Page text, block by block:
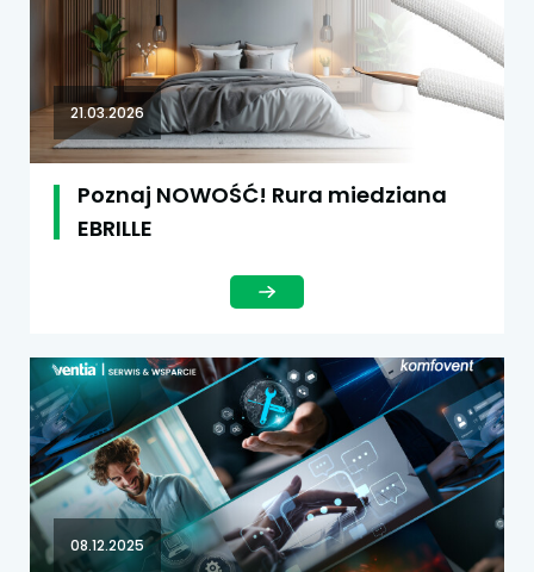
21.03.2026
Poznaj NOWOŚĆ! Rura miedziana
EBRILLE
08.12.2025